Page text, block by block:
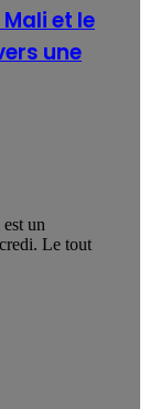
et le
une
un
Le tout